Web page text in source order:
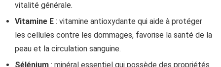
vitalité générale.
Vitamine E : vitamine antioxydante qui aide à protéger
les cellules contre les dommages, favorise la santé de la
peau et la circulation sanguine.
Sélénium : minéral essentiel qui possède des propriétés